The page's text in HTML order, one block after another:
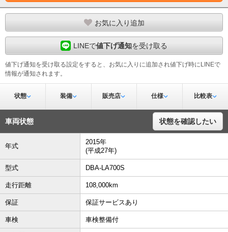
お気に入り追加
LINEで値下げ通知を受け取る
値下げ通知を受け取る設定をすると、お気に入りに追加され値下げ時にLINEで
情報が通知されます。
状態 装備 販売店 仕様 比較表
車両状態 状態を確認したい
年式
2015年
(平成27年)
型式 DBA-LA700S
走行距離 108,000km
保証 保証サービスあり
車検 車検整備付